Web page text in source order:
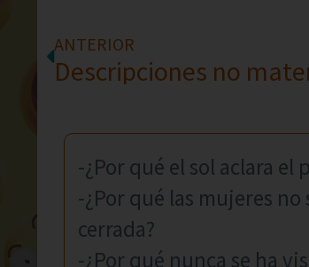
ANTERIOR
Descripciones no
-¿Por qué el sol aclara el
-¿Por qué las mujeres
cerrada?
-¿Por qué nunca se ha